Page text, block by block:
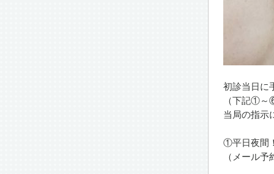
初診当日に
（下記①～
当局の指示
①平日夜間
（メール